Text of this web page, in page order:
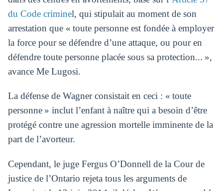
du Code criminel, qui stipulait au moment de son
arrestation que « toute personne est fondée à employer
la force pour se défendre d’une attaque, ou pour en
défendre toute personne placée sous sa protection... »,
avance Me Lugosi.
La défense de Wagner consistait en ceci : « toute
personne » inclut l’enfant à naître qui a besoin d’être
protégé contre une agression mortelle imminente de la
part de l’avorteur.
Cependant, le juge Fergus O’Donnell de la Cour de
justice de l’Ontario rejeta tous les arguments de